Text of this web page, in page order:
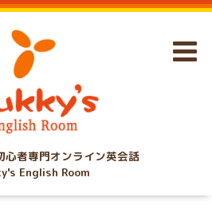
心者専門オンライン英会話
English Room